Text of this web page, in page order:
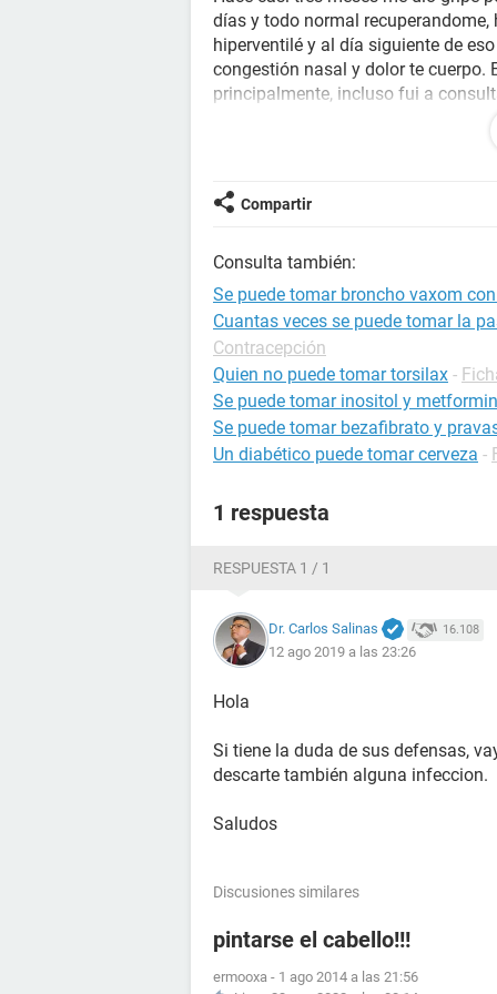
días y todo normal
hiperventilé y al día siguiente de
congestión nasal y dolor te cuerpo.
principalmente, incluso fui a
ya como el 20 de junio me volví a
y ese mismo día me sentí los
semana con congestión,
nauseas. El lunes fui a con
dieron paracetamol y un
urgencias y me dijeron que tenía
semana hasta el miercoles 31 de
congestión persistente y el doctor
tableta de hidroxina por dia por un
medicamento para calmar el virus
Y desde ayer sábado, me sentía
como 2 veces cuando estuve con
una molestia en la zona pelvica y en
No fui a urgencias porque no era
Tampoco me he hecho los
porque usé el antibiotico y me
De que estoy seguro que tengo las
Espero la respuesta de alguien...
Saludos
Compartir
Consulta también:
Se puede tomar broncho vaxom
Cuantas veces se puede tomar la
Contracepción
Quien no puede tomar torsilax -
Se puede tomar inositol y
Se puede tomar bezafibrato y
Un diabético puede tomar cerveza -
1 respuesta
RESPUESTA 1 / 1
Dr. Carlos Salinas 16.108
12 ago 2019 a las 23:26
Hola
Si tiene la duda de sus defensas,
descarte también alguna infeccion.
Saludos
Discusiones similares
pintarse el cabello!!!
ermooxa - 1 ago 2014 a las 21:56